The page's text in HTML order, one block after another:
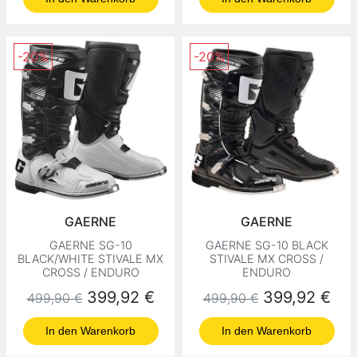
GAERNE
GAERNE SG-10
BLACK/WHITE STIVALE MX
CROSS / ENDURO
Normaler Preis
499,90 € Preis
399,92 €
In den Warenkorb
-20%
GAERNE
GAERNE SG-10 BLACK
STIVALE MX CROSS /
ENDURO
Normaler Preis
499,90 € Preis
399,92 €
In den Warenkorb
-20%